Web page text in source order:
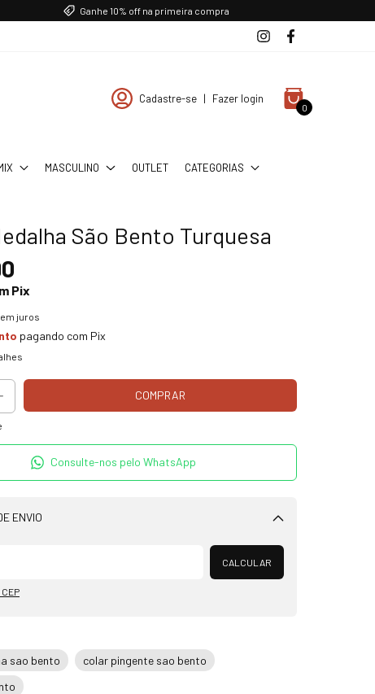
Ganhe 10% off na primeira compra
Cadastre-se | Fazer login
0
MASCULINO OUTLET CATEGORIAS
São Bento Turquesa
Pix
juros
pagando com Pix
Consulte-nos pelo WhatsApp
ENVIO
Alterar CEP
CALCULAR
sao bento
colar pingente sao bento